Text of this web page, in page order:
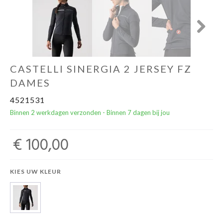
Loopanalyse
CASTELLI SINERGIA 2 JERSEY FZ
DAMES
4521531
Binnen 2 werkdagen verzonden - Binnen 7 dagen bij jou
€ 100,00
KIES UW KLEUR